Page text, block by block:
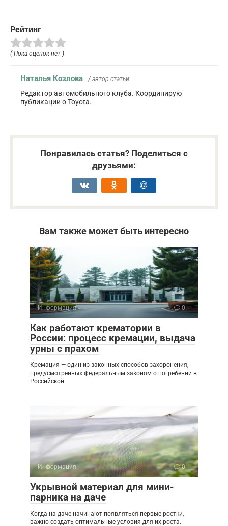
Рейтинг
( Пока оценок нет )
Наталья Козлова / автор статьи
Редактор автомобильного клуба. Координирую
публикации о Toyota.
Понравилась статья? Поделиться с
друзьями:
Вам также может быть интересно
Информация 0
Как работают крематории в
России: процесс кремации, выдача
урны с прахом
Кремация — один из законных способов захоронения,
предусмотренных федеральным законом о погребении в
Российской
Информация 0
Укрывной материал для мини-
парника на даче
Когда на даче начинают появляться первые ростки,
важно создать оптимальные условия для их роста.